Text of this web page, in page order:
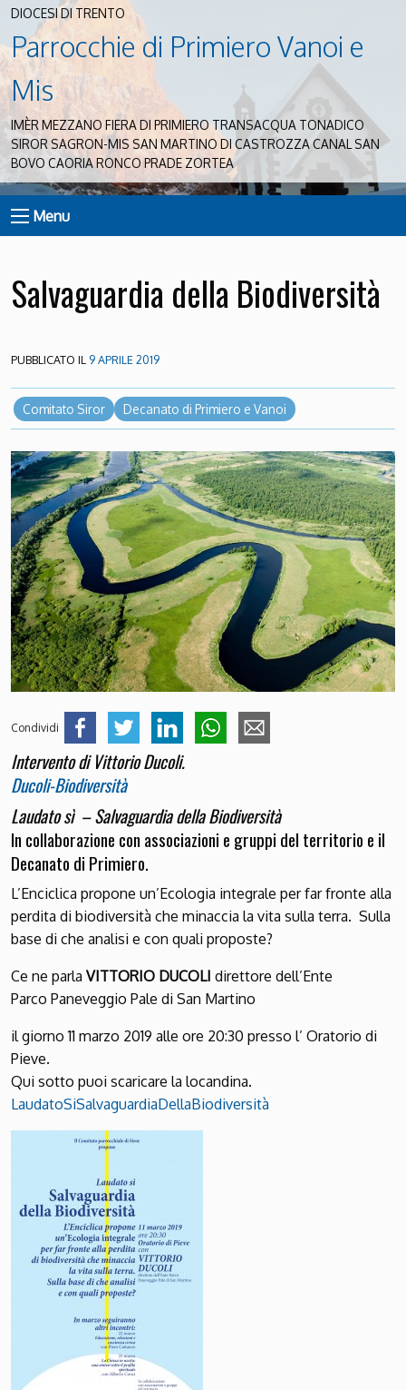
DIOCESI DI TRENTO
Parrocchie di Primiero Vanoi e
Mis
IMÈR MEZZANO FIERA DI PRIMIERO TRANSACQUA TONADICO
SIROR SAGRON-MIS SAN MARTINO DI CASTROZZA CANAL SAN
BOVO CAORIA RONCO PRADE ZORTEA
Menu
Salvaguardia della Biodiversità
PUBBLICATO IL 9 APRILE 2019
Comitato Siror Decanato di Primiero e Vanoi
Condividi
Intervento di Vittorio Ducoli.
Ducoli-Biodiversità
Laudato sì – Salvaguardia della Biodiversità
In collaborazione con associazioni e gruppi del territorio e il
Decanato di Primiero.
L’Enciclica propone un’Ecologia integrale per far fronte alla
perdita di biodiversità che minaccia la vita sulla terra. Sulla
base di che analisi e con quali proposte?
Ce ne parla VITTORIO DUCOLI direttore dell’Ente
Parco Paneveggio Pale di San Martino
il giorno 11 marzo 2019 alle ore 20:30 presso l’ Oratorio di
Pieve.
Qui sotto puoi scaricare la locandina.
LaudatoSiSalvaguardiaDellaBiodiversità